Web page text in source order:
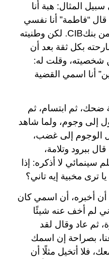
المثال: هبة أنا
“فاطمة” أنا نفسي
بنكCIB. لكن وطنيته
بكل ثقة بعد أن
شخصيته، وقلت له:
أنا اسمي القضية
ضحك، ثم ابتسام، ثم
إلى وجوم، ولما شاهد
الوجوم إلى غضب،
ببرود وتلامة،
لا أذكره: إذا
ترى مخبية إيه تاني؟
أخبره، أن اسمي كان
لم أخف عنه شيئًا
ثم عاد وقال لقد
بصراحة إن اسمك
فلا أتخيل مثلًا أن